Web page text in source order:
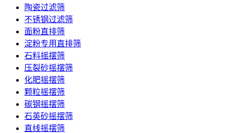
陶瓷过滤筛
不锈钢过滤筛
面粉直排筛
淀粉专用直排筛
石料摇摆筛
压裂砂摇摆筛
化肥摇摆筛
颗粒摇摆筛
碳钢摇摆筛
石英砂摇摆筛
直线摇摆筛